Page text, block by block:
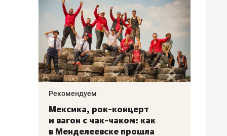
Рекомендуем
Мексика, рок-концерт
и вагон с чак-чаком: как
в Менделеевске прошла